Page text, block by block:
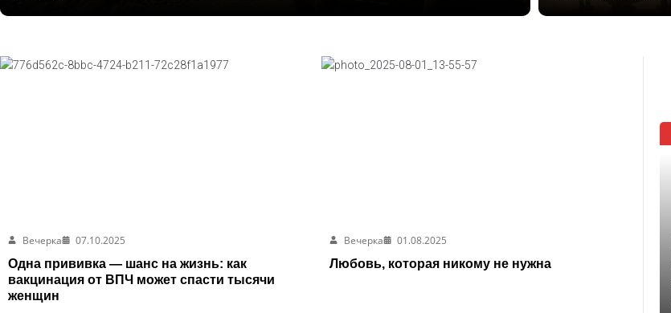
Вечерка
07.10.2025
Одна прививка — шанс на жизнь: как
вакцинация от ВПЧ может спасти тысячи
женщин
Вечерка
01.08.2025
Любовь, которая никому не нужна